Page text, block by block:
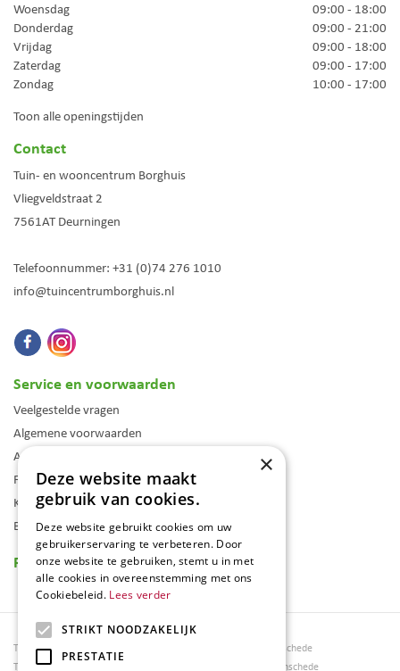
Woensdag
09:00 - 18:00
Donderdag
09:00 - 21:00
Vrijdag
09:00 - 18:00
Zaterdag
09:00 - 17:00
Zondag
10:00 - 17:00
Toon alle openingstijden
Contact
Tuin- en wooncentrum Borghuis
Vliegveldstraat 2
7561AT Deurningen
Telefoonnummer: +31 (0)74 276 1010
info@tuincentrumborghuis.nl
Service en voorwaarden
Veelgestelde vragen
Algemene voorwaarden
Assortiment
Folder
Klantenkaart
Blog
Reviews
Tuincentrum Borghuis
Tuinmeubels
Tuinmeubels Enschede
Tuinmeubelen Enschede
×
Deze website maakt
gebruik van cookies.
Deze website gebruikt cookies om uw
gebruikerservaring te verbeteren. Door
onze website te gebruiken, stemt u in met
alle cookies in overeenstemming met ons
Cookiebeleid. Lees verder
STRIKT NOODZAKELIJK
PRESTATIE